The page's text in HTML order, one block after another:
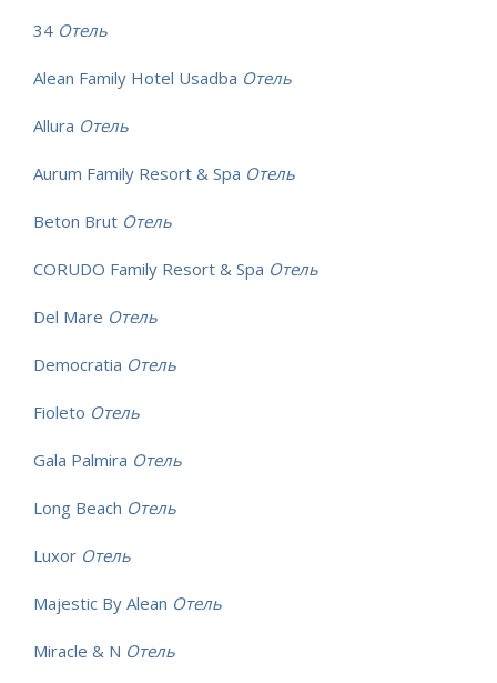
34 Отель
Alean Family Hotel Usadba Отель
Allura Отель
Aurum Family Resort & Spa Отель
Beton Brut Отель
CORUDO Family Resort & Spa Отель
Del Mare Отель
Democratia Отель
Fioleto Отель
Gala Palmira Отель
Long Beach Отель
Luxor Отель
Majestic By Alean Отель
Miracle & N Отель